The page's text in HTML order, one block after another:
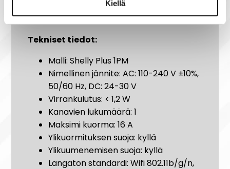
Kiellä
Shelly Cloud -sovellus - Android- ja
iOS -tuki
Tekniset tiedot:
Malli: Shelly Plus 1PM
Nimellinen jännite: AC: 110-240 V ±10%,
50/60 Hz, DC: 24-30 V
Virrankulutus: < 1,2 W
Kanavien lukumäärä: 1
Maksimi kuorma: 16 A
Ylikuormituksen suoja: kyllä
Ylikuumenemisen suoja: kyllä
Langaton standardi: Wifi 802.11b/g/n,